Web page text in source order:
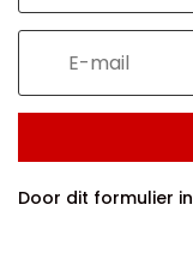
Door dit formulier